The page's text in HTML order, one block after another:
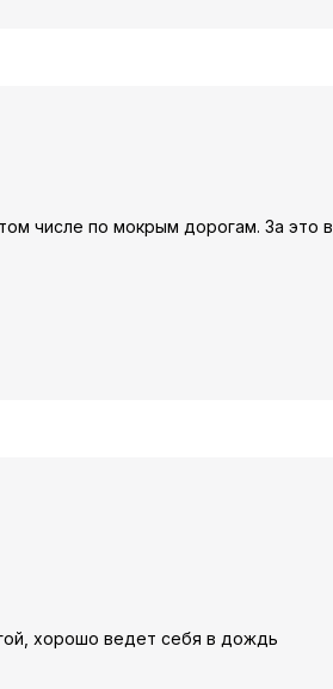
числе по мокрым дорогам. За это
хорошо ведет себя в дождь